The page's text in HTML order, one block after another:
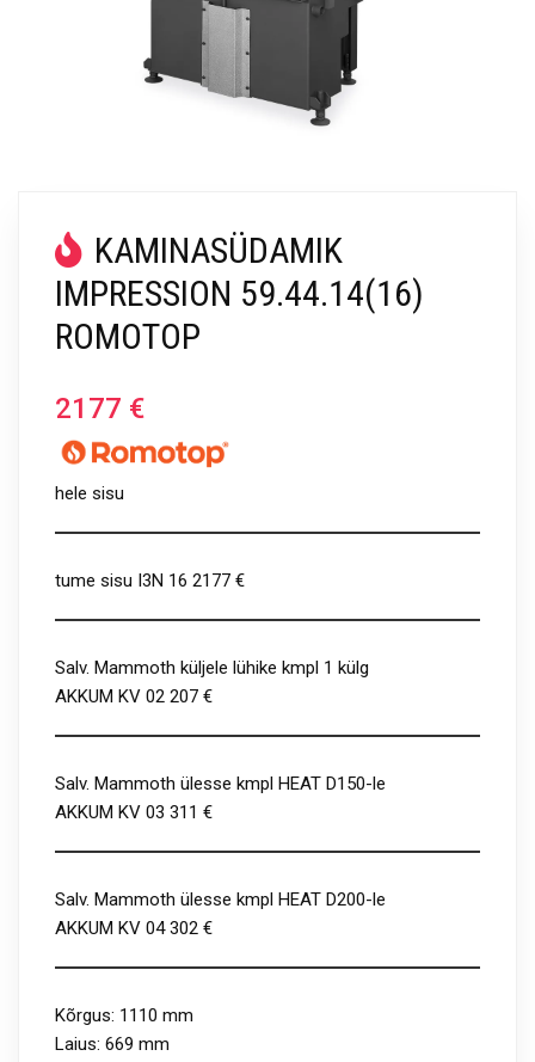
KAMINASÜDAMIK
IMPRESSION 59.44.14(16)
ROMOTOP
2177 €
hele sisu
tume sisu I3N 16 2177 €
Salv. Mammoth küljele lühike kmpl 1 külg
AKKUM KV 02 207 €
Salv. Mammoth ülesse kmpl HEAT D150-le
AKKUM KV 03 311 €
Salv. Mammoth ülesse kmpl HEAT D200-le
AKKUM KV 04 302 €
Kõrgus: 1110 mm
Laius: 669 mm